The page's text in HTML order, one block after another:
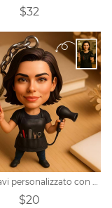
$32
Portachiavi personalizzato con ritratto di barbiere
$20